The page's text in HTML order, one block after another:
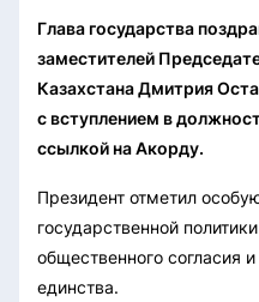
Глава государства
заместителей
Казахстана Дмитрия
с вступлением в
ссылкой на Акорду.
Президент отметил
государственной
общественного согласия
единства.